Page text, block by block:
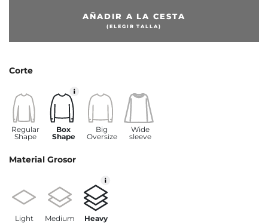
AÑADIR A LA CESTA
(ELEGIR TALLA)
Corte
Regular
Shape
Box
Shape
Big
Oversize
Wide
sleeve
Material Grosor
Light Medium Heavy